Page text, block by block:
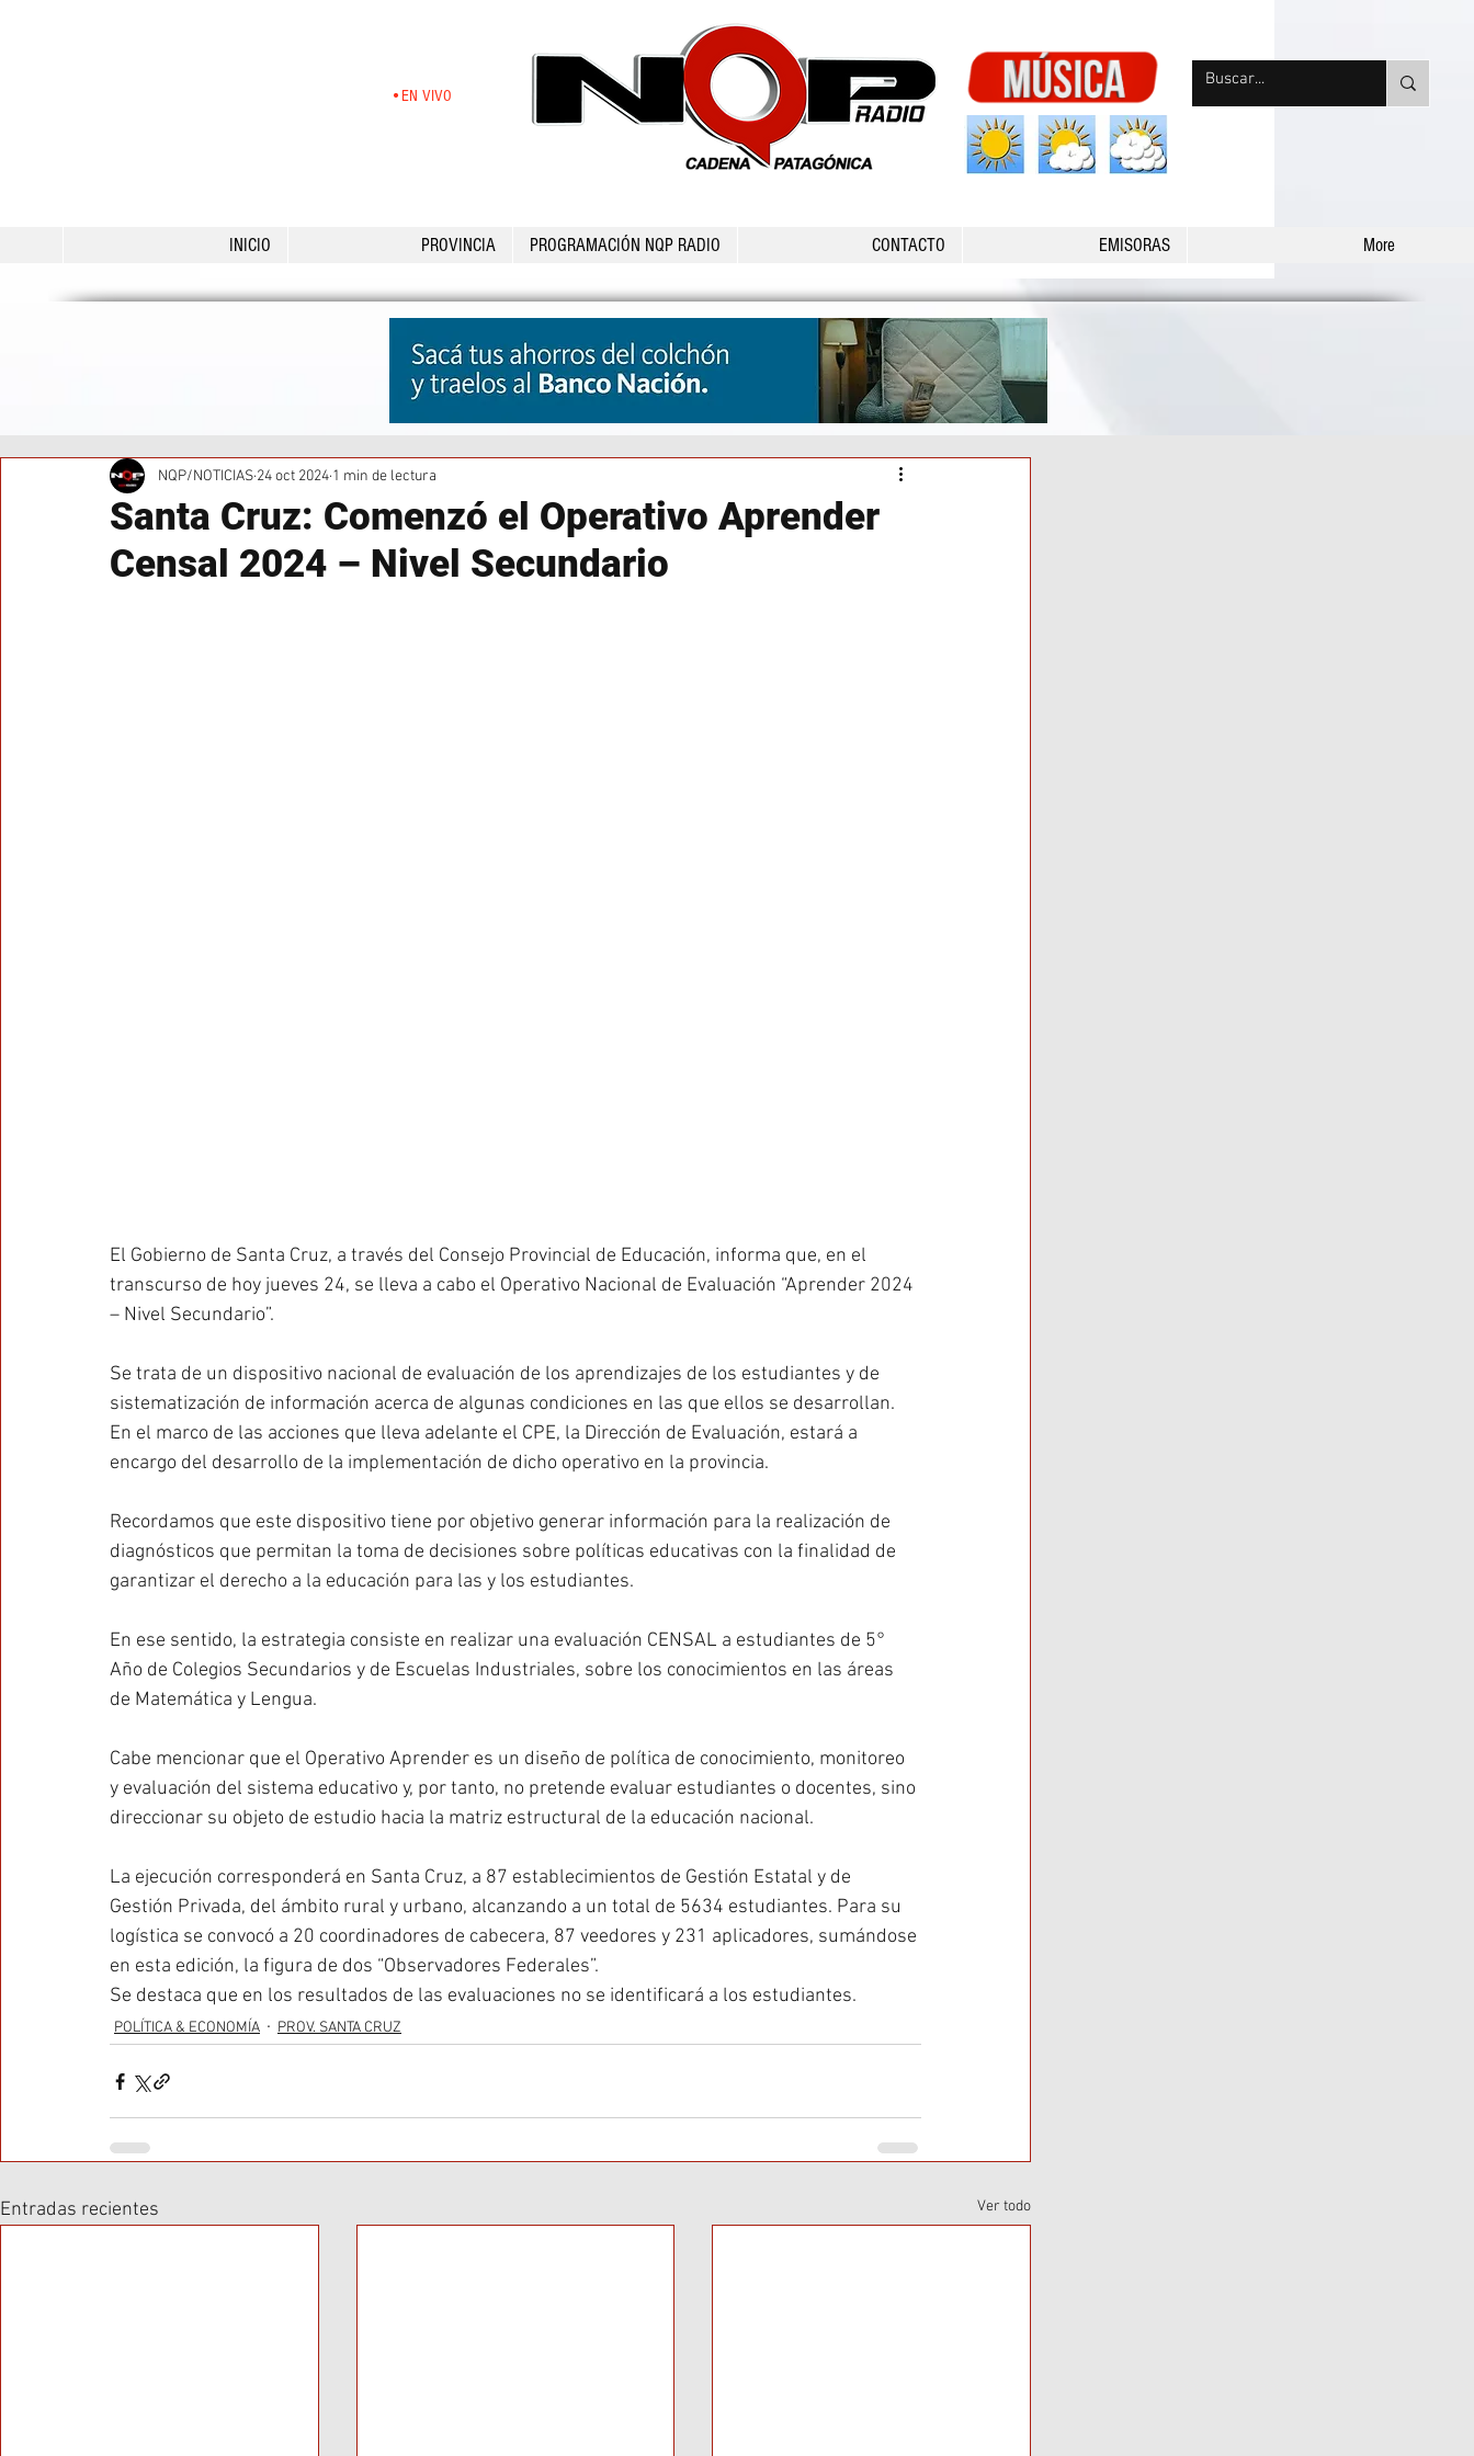
•EN VIVO
INICIO PROVINCIA PROGRAMACIÓN NQP RADIO CONTACTO EMISORAS More
Santa Cruz: Comenzó el Operativo Aprender
Censal 2024 – Nivel Secundario
NQP/NOTICIAS 24 oct 2024 1 min de lectura
El Gobierno de Santa Cruz, a través del Consejo Provincial de Educación, informa que, en el
transcurso de hoy jueves 24, se lleva a cabo el Operativo Nacional de Evaluación “Aprender 2024
– Nivel Secundario”.
Se trata de un dispositivo nacional de evaluación de los aprendizajes de los estudiantes y de
sistematización de información acerca de algunas condiciones en las que ellos se desarrollan.
En el marco de las acciones que lleva adelante el CPE, la Dirección de Evaluación, estará a
encargo del desarrollo de la implementación de dicho operativo en la provincia.
Recordamos que este dispositivo tiene por objetivo generar información para la realización de
diagnósticos que permitan la toma de decisiones sobre políticas educativas con la finalidad de
garantizar el derecho a la educación para las y los estudiantes.
En ese sentido, la estrategia consiste en realizar una evaluación CENSAL a estudiantes de 5°
Año de Colegios Secundarios y de Escuelas Industriales, sobre los conocimientos en las áreas
de Matemática y Lengua.
Cabe mencionar que el Operativo Aprender es un diseño de política de conocimiento, monitoreo
y evaluación del sistema educativo y, por tanto, no pretende evaluar estudiantes o docentes, sino
direccionar su objeto de estudio hacia la matriz estructural de la educación nacional.
La ejecución corresponderá en Santa Cruz, a 87 establecimientos de Gestión Estatal y de
Gestión Privada, del ámbito rural y urbano, alcanzando a un total de 5634 estudiantes. Para su
logística se convocó a 20 coordinadores de cabecera, 87 veedores y 231 aplicadores, sumándose
en esta edición, la figura de dos “Observadores Federales”.
Se destaca que en los resultados de las evaluaciones no se identificará a los estudiantes.
POLÍTICA & ECONOMÍA PROV. SANTA CRUZ
Entradas recientes Ver todo